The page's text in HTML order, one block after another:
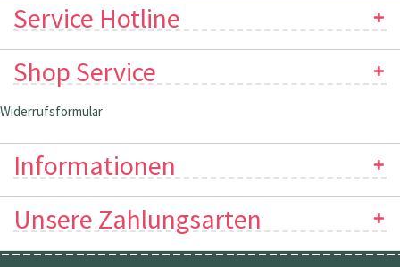
Service Hotline
Shop Service
Widerrufsformular
Informationen
Unsere Zahlungsarten